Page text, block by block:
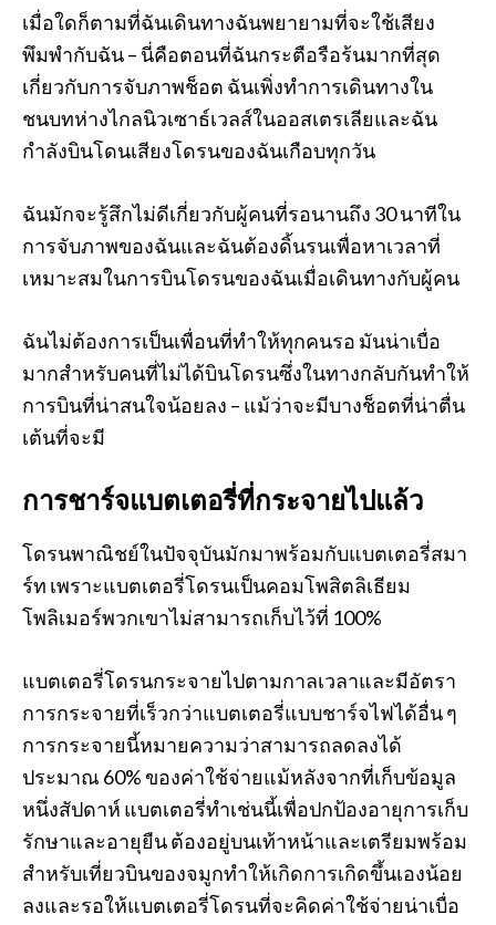
เมื่อใดก็ตามที่ฉันเดินทางฉันพยายามที่จะใช้เสียง
พึมพำกับฉัน – นี่คือตอนที่ฉันกระตือรือร้นมากที่สุด
เกี่ยวกับการจับภาพช็อต ฉันเพิ่งทำการเดินทางใน
ชนบทห่างไกลนิวเซาธ์เวลส์ในออสเตรเลียและฉัน
กำลังบินโดนเสียงโดรนของฉันเกือบทุกวัน
ฉันมักจะรู้สึกไม่ดีเกี่ยวกับผู้คนที่รอนานถึง 30 นาทีใน
การจับภาพของฉันและฉันต้องดิ้นรนเพื่อหาเวลาที่
เหมาะสมในการบินโดรนของฉันเมื่อเดินทางกับผู้คน
ฉันไม่ต้องการเป็นเพื่อนที่ทำให้ทุกคนรอ มันน่าเบื่อ
มากสำหรับคนที่ไม่ได้บินโดรนซึ่งในทางกลับกันทำให้
การบินที่น่าสนใจน้อยลง – แม้ว่าจะมีบางช็อตที่น่าตื่น
เต้นที่จะมี
การชาร์จแบตเตอรี่ที่กระจายไปแล้ว
โดรนพาณิชย์ในปัจจุบันมักมาพร้อมกับแบตเตอรี่สมา
ร์ท เพราะแบตเตอรี่โดรนเป็นคอมโพสิตลิเธียม
โพลิเมอร์พวกเขาไม่สามารถเก็บไว้ที่ 100%
แบตเตอรี่โดรนกระจายไปตามกาลเวลาและมีอัตรา
การกระจายที่เร็วกว่าแบตเตอรี่แบบชาร์จไฟได้อื่น ๆ
การกระจายนี้หมายความว่าสามารถลดลงได้
ประมาณ 60% ของค่าใช้จ่ายแม้หลังจากที่เก็บข้อมูล
หนึ่งสัปดาห์ แบตเตอรี่ทำเช่นนี้เพื่อปกป้องอายุการเก็บ
รักษาและอายุยืน ต้องอยู่บนเท้าหน้าและเตรียมพร้อม
สำหรับเที่ยวบินของจมูกทำให้เกิดการเกิดขึ้นเองน้อย
ลงและรอให้แบตเตอรี่โดรนที่จะคิดค่าใช้จ่ายน่าเบื่อ